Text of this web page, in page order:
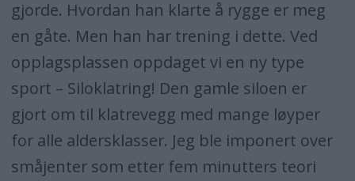
gjorde. Hvordan han klarte å rygge er meg
en gåte. Men han har trening i dette. Ved
opplagsplassen oppdaget vi en ny type
sport – Siloklatring! Den gamle siloen er
gjort om til klatrevegg med mange løyper
for alle aldersklasser. Jeg ble imponert over
småjenter som etter fem minutters teori